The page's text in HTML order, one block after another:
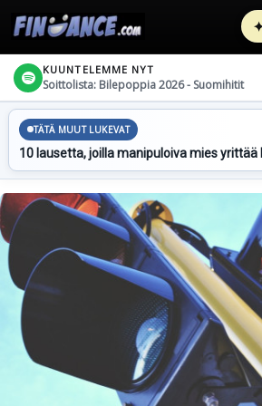
KUUNTELEMME NYT
Soittolista: Bilepoppia 2026 - Suomihitit
TÄTÄ MUUT LUKEVAT
10 lausetta, joilla manipuloiva mies